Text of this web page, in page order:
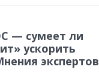
— сумеет ли
ускорить
экспертов